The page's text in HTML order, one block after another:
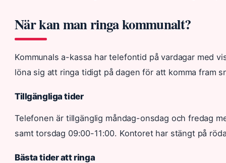
När kan man ringa kommunalt?
Kommunals a-kassa har telefontid på vardagar med
löna sig att ringa tidigt på dagen för att komma fram
Tillgängliga tider
Telefonen är tillgänglig måndag-onsdag och fredag
samt torsdag 09:00-11:00. Kontoret har stängt på
Bästa tider att ringa